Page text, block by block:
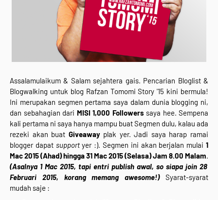
Assalamulaikum & Salam sejahtera gais. Pencarian Bloglist &
Blogwalking untuk blog Rafzan Tomomi Story '15 kini bermula!
Ini merupakan segmen pertama saya dalam dunia blogging ni,
dan sebahagian dari MISI 1,000 Followers saya hee. Sempena
kali pertama ni saya hanya mampu buat Segmen dulu, kalau ada
rezeki akan buat Giveawayplak yer. Jadi saya harap ramai
blogger dapat supportyer :). Segmen ini akan berjalan mulai1
Mac 2015 (Ahad) hingga 31 Mac 2015 (Selasa) Jam 8.00 Malam.
(Asalnya 1 Mac 2015, tapi entri publish awal, so siapa join 28
Februari 2015, korang memang awesome!)Syarat-syarat
mudah saje :